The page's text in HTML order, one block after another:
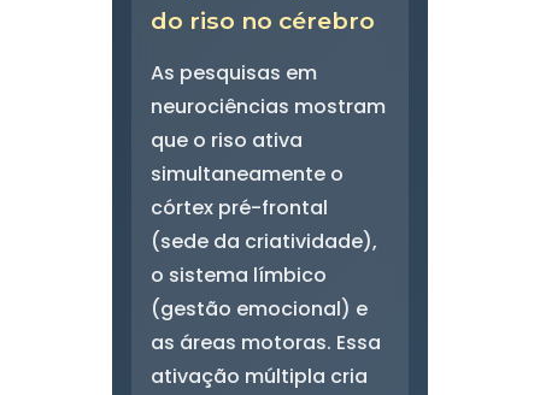
do riso no cérebro
As pesquisas em
neurociências mostram
que o riso ativa
simultaneamente o
córtex pré-frontal
(sede da criatividade),
o sistema límbico
(gestão emocional) e
as áreas motoras. Essa
ativação múltipla cria